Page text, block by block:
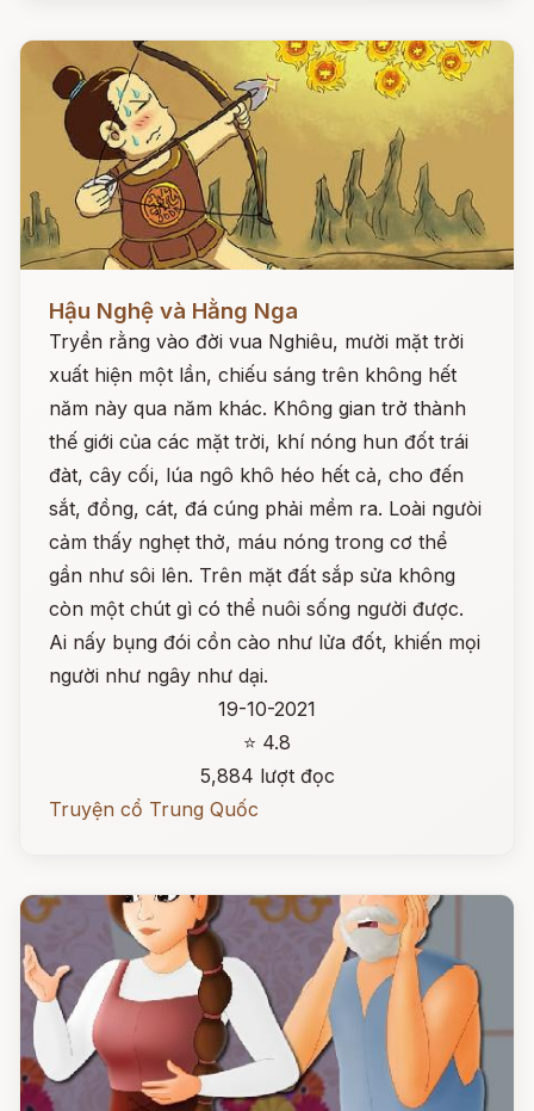
Hậu Nghệ và Hằng Nga
Tryền rằng vào đời vua Nghiêu, mười mặt trời
xuất hiện một lần, chiếu sáng trên không hết
năm này qua năm khác. Không gian trở thành
thế giới của các mặt trời, khí nóng hun đốt trái
đàt, cây cối, lúa ngô khô héo hết cả, cho đến
sắt, đồng, cát, đá cúng phải mềm ra. Loài ngưòi
cảm thấy nghẹt thở, máu nóng trong cơ thể
gần như sôi lên. Trên mặt đất sắp sửa không
còn một chút gì có thể nuôi sống người được.
Ai nấy bụng đói cồn cào như lửa đốt, khiến mọi
người như ngây như dại.
19-10-2021
⭐ 4.8
5,884 lượt đọc
Truyện cổ Trung Quốc